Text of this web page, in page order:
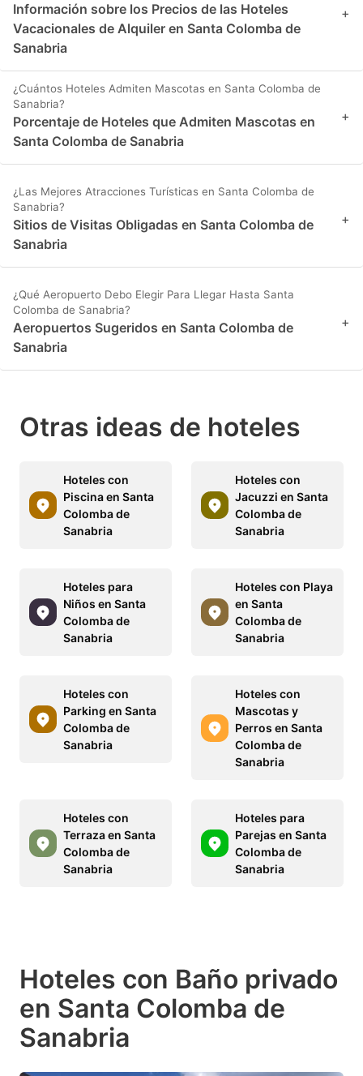
Información sobre los Precios de las Hoteles
Vacacionales de Alquiler en Santa Colomba de
Sanabria
+
¿Cuántos Hoteles Admiten Mascotas en Santa Colomba de
Sanabria?
Porcentaje de Hoteles que Admiten Mascotas en
Santa Colomba de Sanabria
+
¿Las Mejores Atracciones Turísticas en Santa Colomba de
Sanabria?
Sitios de Visitas Obligadas en Santa Colomba de
Sanabria
+
¿Qué Aeropuerto Debo Elegir Para Llegar Hasta Santa
Colomba de Sanabria?
Aeropuertos Sugeridos en Santa Colomba de
Sanabria
+
Otras ideas de hoteles
Hoteles con
Piscina en Santa
Colomba de
Sanabria
Hoteles con
Jacuzzi en Santa
Colomba de
Sanabria
Hoteles para
Niños en Santa
Colomba de
Sanabria
Hoteles con Playa
en Santa
Colomba de
Sanabria
Hoteles con
Parking en Santa
Colomba de
Sanabria
Hoteles con
Mascotas y
Perros en Santa
Colomba de
Sanabria
Hoteles con
Terraza en Santa
Colomba de
Sanabria
Hoteles para
Parejas en Santa
Colomba de
Sanabria
Hoteles con Baño privado
en Santa Colomba de
Sanabria